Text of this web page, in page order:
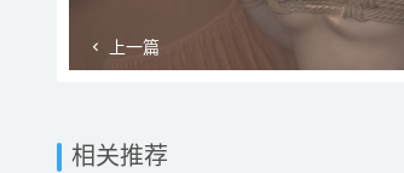
上一篇
相关推荐